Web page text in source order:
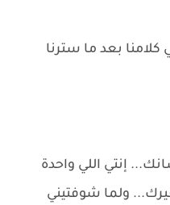
بعد ما سترنا
إنتي اللي واحدة
ولما شوفتيني